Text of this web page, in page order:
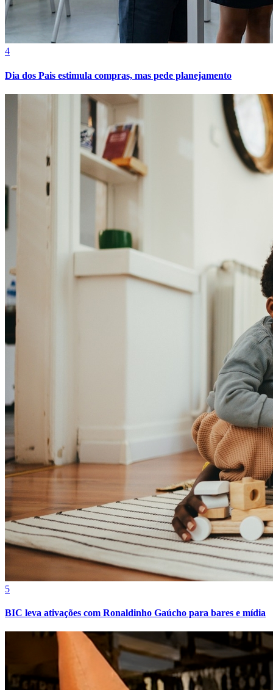
Athletico-PR
Bragantino
4
Dia dos Pais estimula compras, mas pede planejamento
5
BIC leva ativações com Ronaldinho Gaúcho para bares e mídia